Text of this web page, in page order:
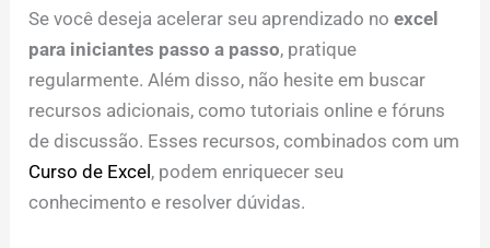
Se você deseja acelerar seu aprendizado noexcel
para iniciantes passo a passo, pratique
regularmente. Além disso, não hesite em buscar
recursos adicionais, como tutoriais online e fóruns
de discussão. Esses recursos, combinados com um
Curso de Excel , podem enriquecer seu
conhecimento e resolver dúvidas.